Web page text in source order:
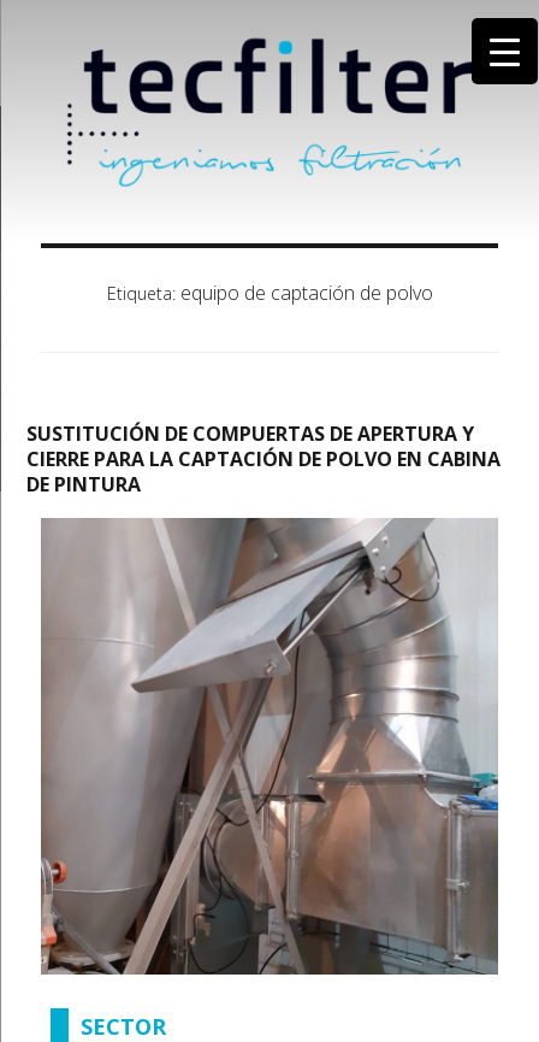
Etiqueta: equipo de captación de polvo
SUSTITUCIÓN DE COMPUERTAS DE APERTURA Y
CIERRE PARA LA CAPTACIÓN DE POLVO EN CABINA
DE PINTURA
SECTOR